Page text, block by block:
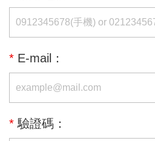
* E-mail：
* 驗證碼：